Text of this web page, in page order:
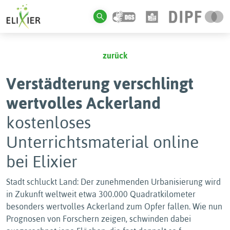
zurück
Verstädterung verschlingt
wertvolles Ackerland
kostenloses
Unterrichtsmaterial online
bei Elixier
Stadt schluckt Land: Der zunehmenden Urbanisierung wird
in Zukunft weltweit etwa 300.000 Quadratkilometer
besonders wertvolles Ackerland zum Opfer fallen. Wie nun
Prognosen von Forschern zeigen, schwinden dabei